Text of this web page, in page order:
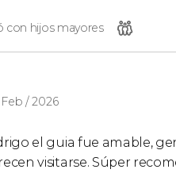
con hijos mayores
/ 2026
el guia fue amable,
visitarse. Súper